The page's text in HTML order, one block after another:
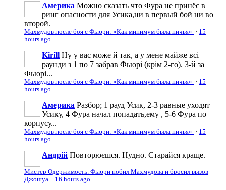
Америка Можно сказать что Фура не принёс в
ринг опасности для Усика,ни в первый бой ни во
второй.
Махмудов после боя с Фьюри: «Как минимум была ничья» · 15
hours ago
Kirill Ну у вас може й так, а у мене майже всі
раунди з 1 по 7 забрав Фьюрі (крім 2-го). 3-й за
Фьюрі...
Махмудов после боя с Фьюри: «Как минимум была ничья» · 15
hours ago
Америка Разбор; 1 рауд Усик, 2-3 равные уходят
Усику, 4 Фура начал попадать,ему , 5-6 Фура по
корпусу...
Махмудов после боя с Фьюри: «Как минимум была ничья» · 15
hours ago
Андрій Повторюєшся. Нудно. Старайся краще.
Мистер Одержимость. Фьюри побил Махмудова и бросил вызов
Джошуа · 16 hours ago